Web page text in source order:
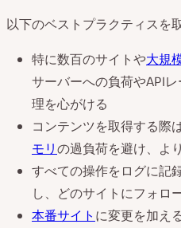
以下のベストプラクティスを
特に数百のサイトや大規
サーバーへの負荷やAPI
理を心がける
コンテンツを取得する際
モリの過負荷を避け、よ
すべての操作をログに記
し、どのサイトにフォロ
本番サイト に変更を加え